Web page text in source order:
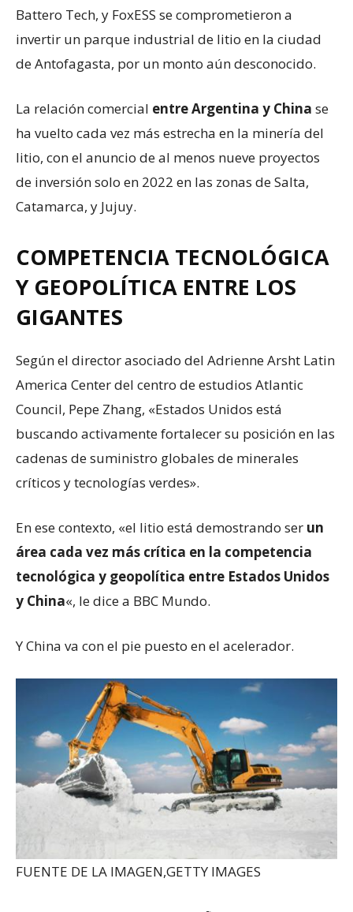
Battero Tech, y FoxESS se comprometieron a
invertir un parque industrial de litio en la ciudad
de Antofagasta, por un monto aún desconocido.
La relación comercial entre Argentina y China se
ha vuelto cada vez más estrecha en la minería del
litio, con el anuncio de al menos nueve proyectos
de inversión solo en 2022 en las zonas de Salta,
Catamarca, y Jujuy.
COMPETENCIA TECNOLÓGICA
Y GEOPOLÍTICA ENTRE LOS
GIGANTES
Según el director asociado del Adrienne Arsht Latin
America Center del centro de estudios Atlantic
Council, Pepe Zhang, «Estados Unidos está
buscando activamente fortalecer su posición en las
cadenas de suministro globales de minerales
críticos y tecnologías verdes».
En ese contexto, «el litio está demostrando ser un
área cada vez más crítica en la competencia
tecnológica y geopolítica entre Estados Unidos
y China«, le dice a BBC Mundo.
Y China va con el pie puesto en el acelerador.
FUENTE DE LA IMAGEN,GETTY IMAGES